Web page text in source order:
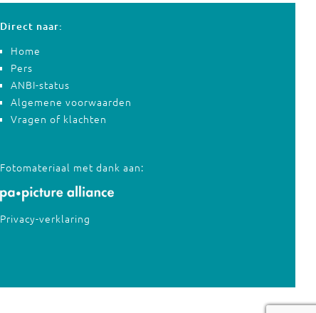
Direct naar:
Home
Pers
ANBI-status
Algemene voorwaarden
Vragen of klachten
Fotomateriaal met dank aan:
Privacy-verklaring